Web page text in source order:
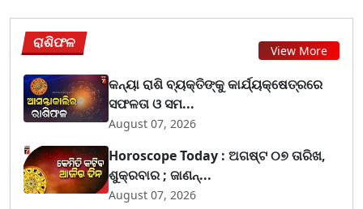
ରାଶିଫଳ View More
କନ୍ୟା ରାଶି ବ୍ୟକ୍ତିଙ୍କୁ କାର୍ଯ୍ୟକ୍ଷେତ୍ରରେ
ସଫଳତା ଓ ସମ...
August 07, 2026
Horoscope Today : ଅଗଷ୍ଟ ୦୭ ତାରିଖ,
ଶୁକ୍ରବାର ; ଜାଣନ୍...
August 07, 2026